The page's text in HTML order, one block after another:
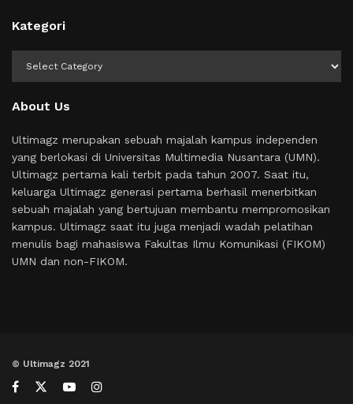
Kategori
About Us
Ultimagz merupakan sebuah majalah kampus independen
yang berlokasi di Universitas Multimedia Nusantara (UMN).
Ultimagz pertama kali terbit pada tahun 2007. Saat itu,
keluarga Ultimagz generasi pertama berhasil menerbitkan
sebuah majalah yang bertujuan membantu mempromosikan
kampus. Ultimagz saat itu juga menjadi wadah pelatihan
menulis bagi mahasiswa Fakultas Ilmu Komunikasi (FIKOM)
UMN dan non-FIKOM.
© Ultimagz 2021